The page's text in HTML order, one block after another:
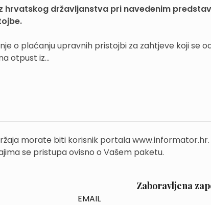
hrvatskog državljanstva pri navedenim
o plaćanju upravnih pristojbi za zahtjeve koji se
otpust iz...
morate biti korisnik portala www.informator.hr.
se pristupa ovisno o Vašem paketu.
Zaboravljena
EMAIL